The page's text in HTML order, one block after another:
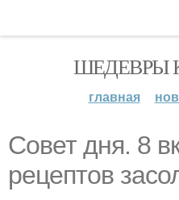
ШЕДЕВРЫ
главная
Совет дня. 8
рецептов